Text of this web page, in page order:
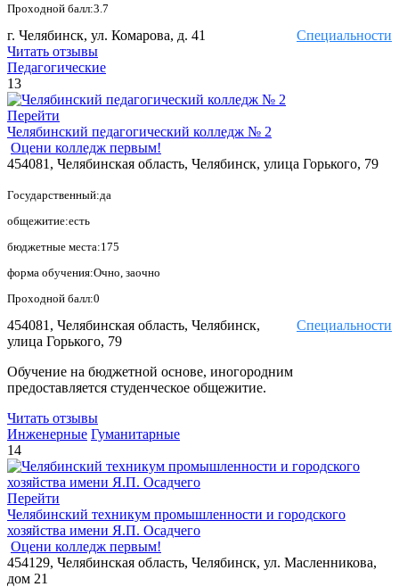
Проходной балл:3.7
Специальности
г. Челябинск, ул. Комарова, д. 41
Читать отзывы
Педагогические
13
Перейти
Челябинский педагогический колледж № 2
Оцени колледж первым!
454081, Челябинская область, Челябинск, улица Горького, 79
Государственный:да
общежитие:есть
бюджетные места:175
форма обучения:Очно, заочно
Проходной балл:0
Специальности
454081, Челябинская область, Челябинск,
улица Горького, 79
Обучение на бюджетной основе, иногородним
предоставляется студенческое общежитие.
Читать отзывы
Инженерные Гуманитарные
14
Перейти
Челябинский техникум промышленности и городского
хозяйства имени Я.П. Осадчего
Оцени колледж первым!
454129, Челябинская область, Челябинск, ул. Масленникова,
дом 21